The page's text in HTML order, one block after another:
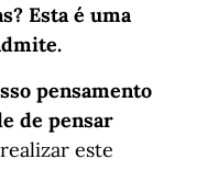
Esta é uma
pensamento
de pensar
este